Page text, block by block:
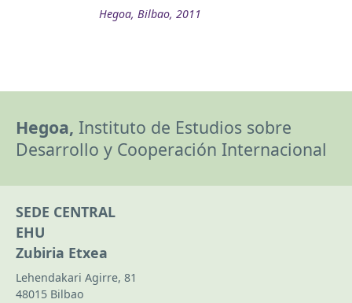
Hegoa, Bilbao, 2011
Hegoa, Instituto de Estudios sobre
Desarrollo y Cooperación Internacional
SEDE CENTRAL
EHU
Zubiria Etxea
Lehendakari Agirre, 81
48015 Bilbao